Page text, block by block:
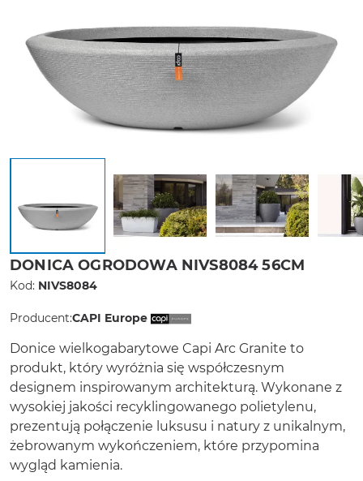
DONICA OGRODOWA NIVS8084 56CM
Kod: NIVS8084
Producent:CAPI Europe
Donice wielkogabarytowe Capi Arc Granite to
produkt, który wyróżnia się współczesnym
designem inspirowanym architekturą. Wykonane z
wysokiej jakości recyklingowanego polietylenu,
prezentują połączenie luksusu i natury z unikalnym,
żebrowanym wykończeniem, które przypomina
wygląd kamienia.